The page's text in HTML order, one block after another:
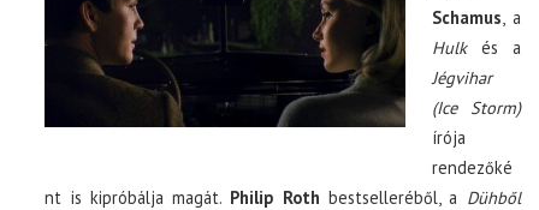
Schamus, a
Hulkés a
Jégvihar
(Ice Storm)
írója
rendezőké
nt is kipróbálja magát. Philip Roth bestselleréből, a Dühből